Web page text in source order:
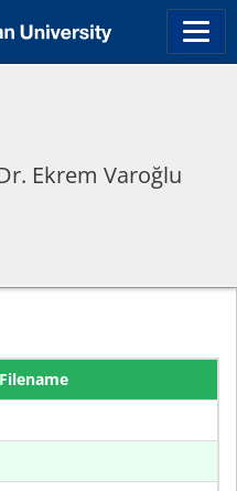
Ekrem Varoğlu
Filename